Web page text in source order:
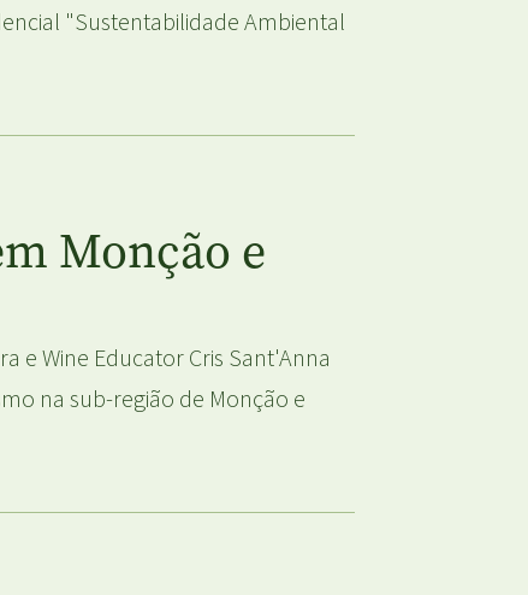
"Sustentabilidade Ambiental
Monção e
e Wine Educator Cris Sant'Anna
na sub-região de Monção e